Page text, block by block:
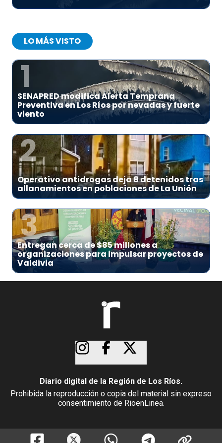
LO MÁS VISTO
1
SENAPRED modifica Alerta Temprana
Preventiva en Los Ríos por nevadas y fuerte
viento
2
Operativo antidrogas deja 8 detenidos tras
allanamientos en poblaciones de La Unión
3
Entregan cerca de $85 millones a
organizaciones para impulsar proyectos de
Valdivia
Diario digital de la Región de Los Ríos.
Prohibida la reproducción o copia del material sin expreso
consentimiento de RioenLinea.